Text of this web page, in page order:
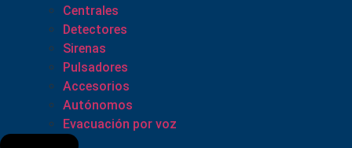
Centrales
Detectores
Sirenas
Pulsadores
Accesorios
Autónomos
Evacuación por voz